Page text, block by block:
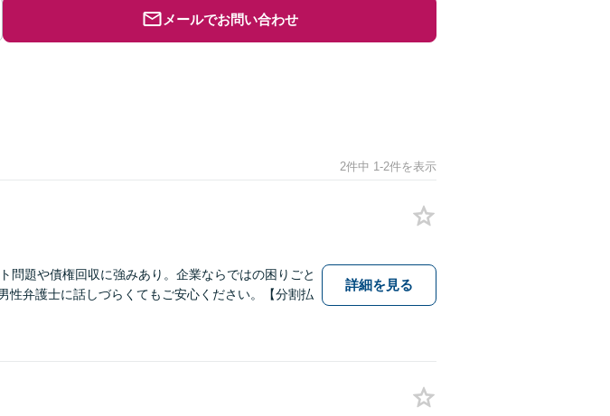
メールでお問い合わせ
2件中 1-2件を表示
問題や債権回収に強みあり。企業ならではの困りごと
性弁護士に話しづらくてもご安心ください。【分割払
詳細を見る